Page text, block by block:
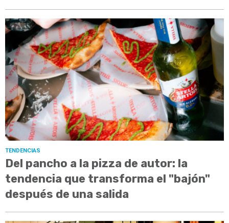
TENDENCIAS
Del pancho a la pizza de autor: la
tendencia que transforma el "bajón"
después de una salida